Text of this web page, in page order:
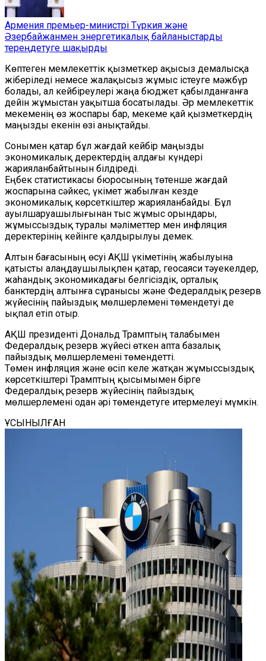
Армения премьер-министрі Түркия және
Әзербайжанмен энергетикалық байланыстарды
тереңдетуге шақырды
Көптеген мемлекеттік қызметкер ақысыз демалысқа
жіберіледі немесе жалақысыз жұмыс істеуге мәжбүр
болады, ал кейбіреулері жаңа бюджет қабылданғанға
дейін жұмыстан уақытша босатылады. Әр мемлекеттік
мекеменің өз жоспары бар, мекеме қай қызметкердің
маңызды екенін өзі анықтайды.
Сонымен қатар бұл жағдай кейбір маңызды
экономикалық деректердің алдағы күндері
жарияланбайтынын білдіреді.
Еңбек статистикасы бюросының төтенше жағдай
жоспарына сәйкес, үкімет жабылған кезде
экономикалық көрсеткіштер жарияланбайды. Бұл
ауылшаруашылығынан тыс жұмыс орындары,
жұмыссыздық туралы мәліметтер мен инфляция
деректерінің кейінге қалдырылуы демек.
Алтын бағасының өсуі АҚШ үкіметінің жабылуына
қатысты алаңдаушылықпен қатар, геосаяси тәуекелдер,
жаһандық экономикадағы белгісіздік, орталық
банктердің алтынға сұранысы және Федералдық резерв
жүйесінің пайыздық мөлшерлемені төмендетуі де
ықпал етіп отыр.
АҚШ президенті Дональд Трамптың талабымен
Федералдық резерв жүйесі өткен апта базалық
пайыздық мөлшерлемені төмендетті.
Төмен инфляция және өсіп келе жатқан жұмыссыздық
көрсеткіштері Трамптың қысымымен бірге
Федералдық резерв жүйесінің пайыздық
мөлшерлемені одан әрі төмендетуге итермелеуі мүмкін.
ҰСЫНЫЛҒАН